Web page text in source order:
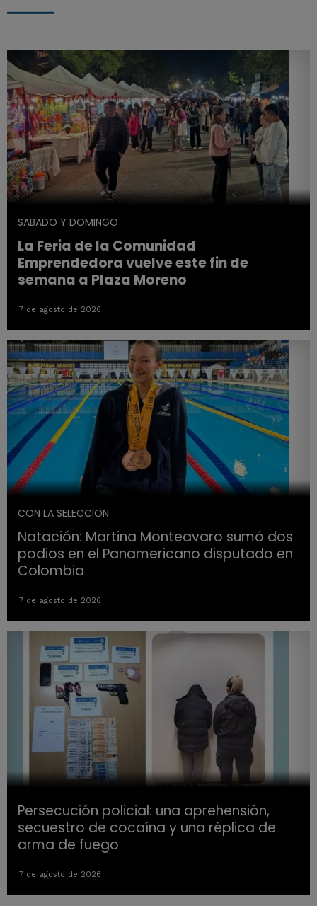
SABADO Y DOMINGO
La Feria de la Comunidad
Emprendedora vuelve este fin de
semana a Plaza Moreno
7 de agosto de 2026
CON LA SELECCION
Natación: Martina Monteavaro sumó dos
podios en el Panamericano disputado en
Colombia
7 de agosto de 2026
Persecución policial: una aprehensión,
secuestro de cocaína y una réplica de
arma de fuego
7 de agosto de 2026